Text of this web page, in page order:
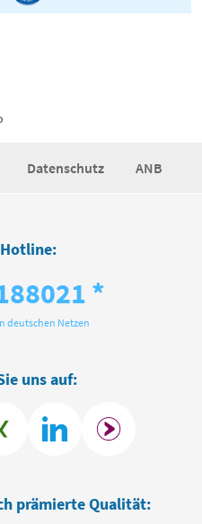
Datenschutz ANB
*
deutschen Netzen
uns auf:
prämierte Qualität: